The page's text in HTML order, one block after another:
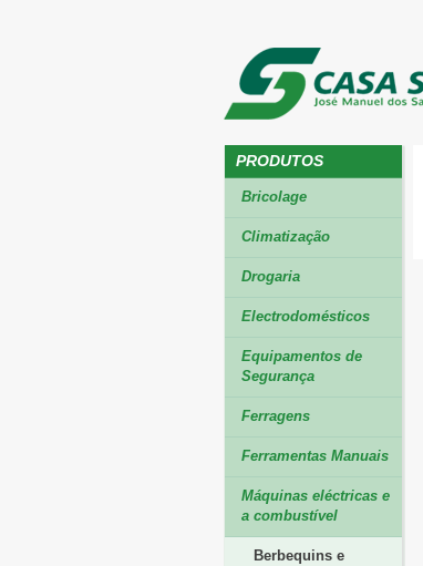
PRODUTOS
Bricolage
Climatização
Drogaria
Electrodomésticos
Equipamentos de
Segurança
Ferragens
Ferramentas Manuais
Máquinas eléctricas e
a combustível
Berbequins e